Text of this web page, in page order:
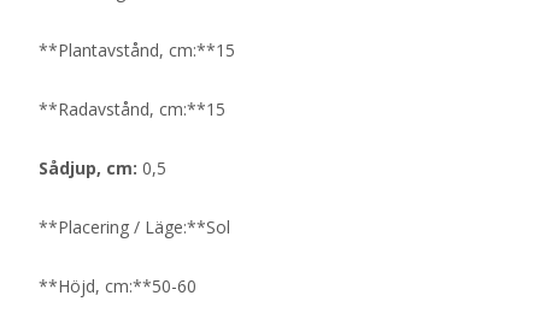
**Plantavstånd, cm:**15
**Radavstånd, cm:**15
Sådjup, cm: 0,5
**Placering / Läge:**Sol
**Höjd, cm:**50-60